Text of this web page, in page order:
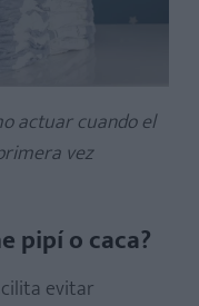
actuar cuando el
vez
pipí o caca?
evitar